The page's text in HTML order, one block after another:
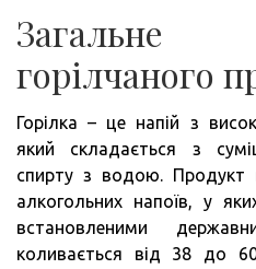
горілчаного
Горілка – це напій з
який складається з
спирту з водою. Продукт
алкогольних напоїв, у
встановленими
коливається від 38 до